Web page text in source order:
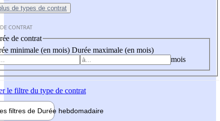
de types de contrat
CONTRAT
de contrat
minimale (en mois) Durée maximale (en mois)
mois
le filtre du type de contrat
filtres de Durée hebdomadaire